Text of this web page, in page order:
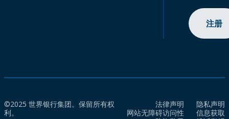
注册
©2025 世界银行集团。保留所有权
利。
法律声明
隐私声明
网站无障碍访问性
信息获取